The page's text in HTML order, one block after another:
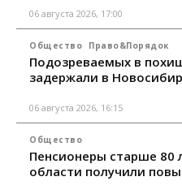
06 августа 2026, 17:00
Общество Право&Порядок
Подозреваемых в
задержали в
06 августа 2026, 16:15
Общество
Пенсионеры старше 80
области получили